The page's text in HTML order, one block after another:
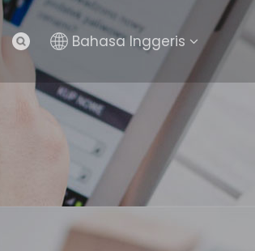
Bahasa Inggeris